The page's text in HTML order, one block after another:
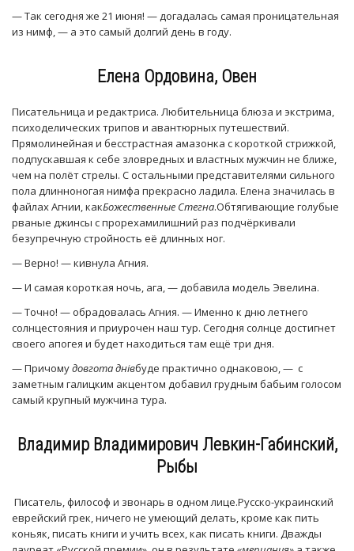
— Так сегодня же 21 июня! — догадалась самая проницательная
из нимф, — а это самый долгий день в году.
Елена Ордовина, Овен
Писательница и редактриса. Любительница блюза и экстрима,
психоделических трипов и авантюрных путешествий.
Прямолинейная и бесстрастная амазонка с короткой стрижкой,
подпускавшая к себе зловредных и властных мужчин не ближе,
чем на полёт стрелы. С остальными представителями сильного
пола длинноногая нимфа прекрасно ладила. Елена значилась в
файлах Агнии, какБожественные Стегна.Обтягивающие голубые
рваные джинсы с прорехамилишний раз подчёркивали
безупречную стройность её длинных ног.
— Верно! — кивнула Агния.
— И самая короткая ночь, ага, — добавила модель Эвелина.
— Точно! — обрадовалась Агния. — Именно к дню летнего
солнцестояния и приурочен наш тур. Сегодня солнце достигнет
своего апогея и будет находиться там ещё три дня.
— Причомудовгота днівбуде практично однаковою, — с
заметным галицким акцентом добавил грудным бабьим голосом
самый крупный мужчина тура.
Владимир Владимирович Левкин-Габинский,
Рыбы
Писатель, философ и звонарь в одном лице.Русско-украинский
еврейский грек, ничего не умеющий делать, кроме как пить
коньяк, писать книги и учить всех, как писать книги. Дважды